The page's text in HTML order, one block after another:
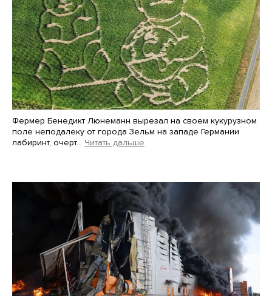
Фермер Бенедикт Люнеманн вырезал на своем кукурузном
поле неподалеку от города Зельм на западе Германии
лабиринт, очерт… Читать дальше